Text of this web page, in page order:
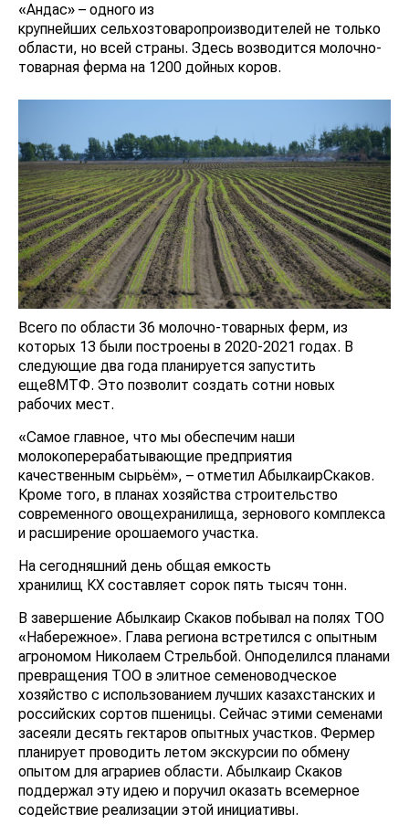
«Андас» – одного из
крупнейших сельхозтоваропроизводителей не только
области, но всей страны. Здесь возводится молочно-
товарная ферма на 1200 дойных коров.
Всего по области 36 молочно-товарных ферм, из
которых 13 были построены в 2020-2021 годах. В
следующие два года планируется запустить
еще8МТФ. Это позволит создать сотни новых
рабочих мест.
«Самое главное, что мы обеспечим наши
молокоперерабатывающие предприятия
качественным сырьём», – отметил АбылкаирСкаков.
Кроме того, в планах хозяйства строительство
современного овощехранилища, зернового комплекса
и расширение орошаемого участка.
На сегодняшний день общая емкость
хранилищ КХ составляет сорок пять тысяч тонн.
В завершение Абылкаир Скаков побывал на полях ТОО
«Набережное». Глава региона встретился с опытным
агрономом Николаем Стрельбой. Онподелился планами
превращения ТОО в элитное семеноводческое
хозяйство с использованием лучших казахстанских и
российских сортов пшеницы. Сейчас этими семенами
засеяли десять гектаров опытных участков. Фермер
планирует проводить летом экскурсии по обмену
опытом для аграриев области. Абылкаир Скаков
поддержал эту идею и поручил оказать всемерное
содействие реализации этой инициативы.